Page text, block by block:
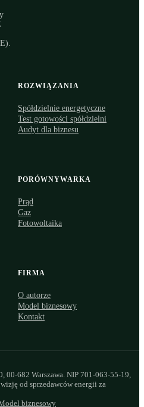
ROZWIĄZANIA
Spółdzielnie energetyczne
Test gotowości spółdzielni
Audyt dla biznesu
PORÓWNYWARKA
Prąd
Gaz
Fotowoltaika
FIRMA
O autorze
Model biznesowy
Kontakt
00-682 Warszawa. NIP 701-063-55-19,
od sprzedawców energii za
biznesowy